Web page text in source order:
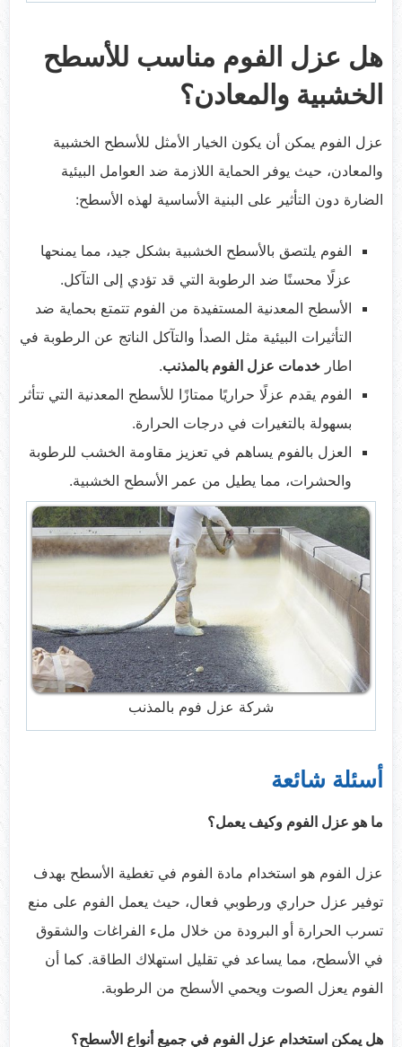
هل عزل الفوم مناسب للأسطح
الخشبية والمعادن؟
عزل الفوم يمكن أن يكون الخيار الأمثل للأسطح الخشبية
والمعادن، حيث يوفر الحماية اللازمة ضد العوامل البيئية
الضارة دون التأثير على البنية الأساسية لهذه الأسطح:
الفوم يلتصق بالأسطح الخشبية بشكل جيد، مما يمنحها
عزلًا محسنًا ضد الرطوبة التي قد تؤدي إلى التآكل.
الأسطح المعدنية المستفيدة من الفوم تتمتع بحماية ضد
التأثيرات البيئية مثل الصدأ والتآكل الناتج عن الرطوبة في
اطار خدمات عزل الفوم بالمذنب.
الفوم يقدم عزلًا حراريًا ممتازًا للأسطح المعدنية التي تتأثر
بسهولة بالتغيرات في درجات الحرارة.
العزل بالفوم يساهم في تعزيز مقاومة الخشب للرطوبة
والحشرات، مما يطيل من عمر الأسطح الخشبية.
شركة عزل فوم بالمذنب
أسئلة شائعة
ما هو عزل الفوم وكيف يعمل؟
عزل الفوم هو استخدام مادة الفوم في تغطية الأسطح بهدف
توفير عزل حراري ورطوبي فعال، حيث يعمل الفوم على منع
تسرب الحرارة أو البرودة من خلال ملء الفراغات والشقوق
في الأسطح، مما يساعد في تقليل استهلاك الطاقة. كما أن
الفوم يعزل الصوت ويحمي الأسطح من الرطوبة.
هل يمكن استخدام عزل الفوم في جميع أنواع الأسطح؟